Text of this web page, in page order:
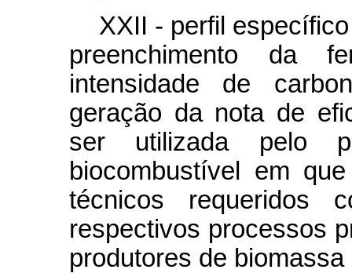
XXII - perfil
preenchimento da
intensidade de
geração da nota de
ser utilizada pelo
biocombustível em
técnicos requeridos
respectivos processos
produtores de